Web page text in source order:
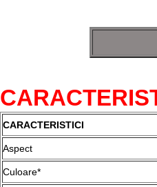
CARACTERISTICI
Aspect
Culoare*